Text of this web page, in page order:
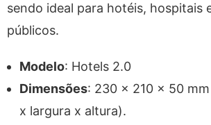
sendo ideal para hotéis, hospitais
públicos.
Modelo: Hotels 2.0
Dimensões: 230 x 210 x 50
x largura x altura).